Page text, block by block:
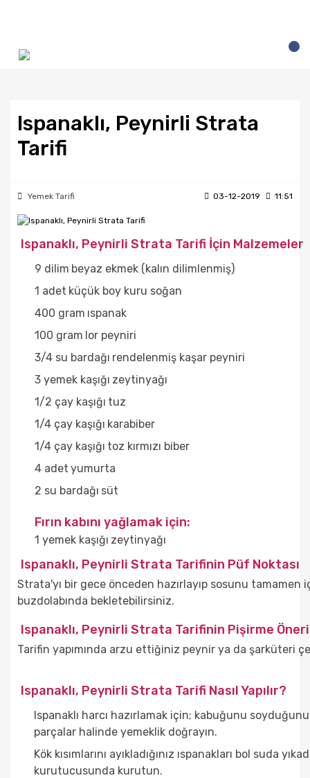
Ispanaklı, Peynirli Strata
Tarifi
Yemek Tarifi 03-12-2019 11:51
Ispanaklı, Peynirli Strata Tarifi İçin Malzemeler
9 dilim beyaz ekmek (kalın dilimlenmiş)
1 adet küçük boy kuru soğan
400 gram ıspanak
100 gram lor peyniri
3/4 su bardağı rendelenmiş kaşar peyniri
3 yemek kaşığı zeytinyağı
1/2 çay kaşığı tuz
1/4 çay kaşığı karabiber
1/4 çay kaşığı toz kırmızı biber
4 adet yumurta
2 su bardağı süt
Fırın kabını yağlamak için:
1 yemek kaşığı zeytinyağı
Ispanaklı, Peynirli Strata Tarifinin Püf Noktası
Strata'yı bir gece önceden hazırlayıp sosunu tamamen
buzdolabında bekletebilirsiniz.
Ispanaklı, Peynirli Strata Tarifinin Pişirme
Tarifin yapımında arzu ettiğiniz peynir ya da şarküteri
Ispanaklı, Peynirli Strata Tarifi Nasıl Yapılır?
Ispanaklı harcı hazırlamak için; kabuğunu
parçalar halinde yemeklik doğrayın.
Kök kısımlarını ayıkladığınız ıspanakları bol suda
kurutucusunda kurutun.